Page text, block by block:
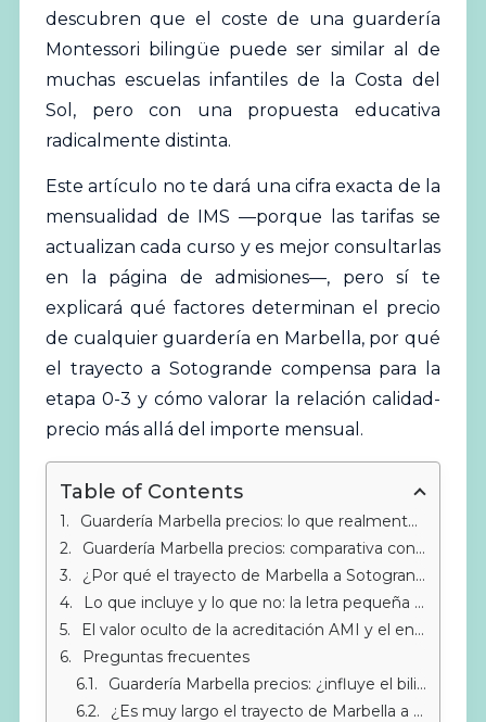
descubren que el coste de una guardería
Montessori bilingüe puede ser similar al de
muchas escuelas infantiles de la Costa del
Sol, pero con una propuesta educativa
radicalmente distinta.
Este artículo no te dará una cifra exacta de la
mensualidad de IMS —porque las tarifas se
actualizan cada curso y es mejor consultarlas
en la página de admisiones—, pero sí te
explicará qué factores determinan el precio
de cualquier guardería en Marbella, por qué
el trayecto a Sotogrande compensa para la
etapa 0-3 y cómo valorar la relación calidad-
precio más allá del importe mensual.
Table of Contents
Guardería Marbella precios: lo que realmente pagas
Guardería Marbella precios: comparativa con Montessori Sotogrande
¿Por qué el trayecto de Marbella a Sotogrande es una decisión inteligente?
Lo que incluye y lo que no: la letra pequeña de una guardería en Marbella
El valor oculto de la acreditación AMI y el entorno internacional
Preguntas frecuentes
Guardería Marbella precios: ¿influye el bilingüismo en el coste?
¿Es muy largo el trayecto de Marbella a Sotogrande para un niño pequeño?